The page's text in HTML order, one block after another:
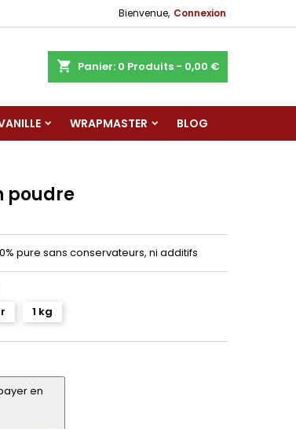
Bienvenue, Connexion
shopping_cart Panier: 0 Produits - 0,00 €
WRAPMASTER BLOG
poudre
pure sans conservateurs, ni additifs
1 kg
en